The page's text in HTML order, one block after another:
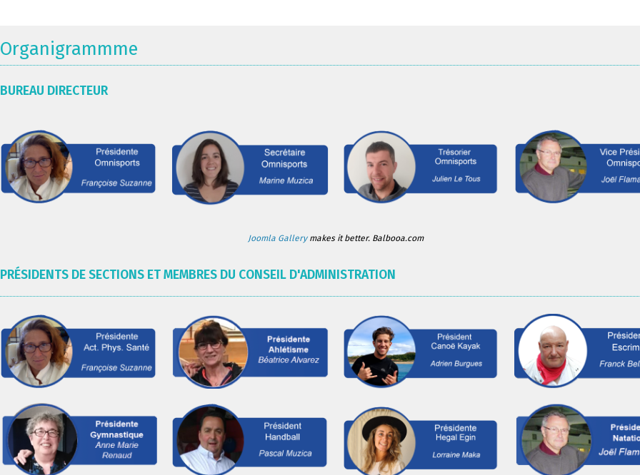
Organigrammme
BUREAU DIRECTEUR
Joomla Gallerymakes it better. Balbooa.com
PRÉSIDENTS DE SECTIONS ET MEMBRES DU CONSEIL D'ADMINISTRATION